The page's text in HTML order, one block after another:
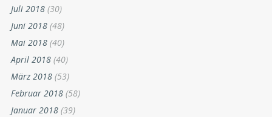
Juli 2018 (30)
Juni 2018 (48)
Mai 2018 (40)
April 2018 (40)
März 2018 (53)
Februar 2018 (58)
Januar 2018 (39)